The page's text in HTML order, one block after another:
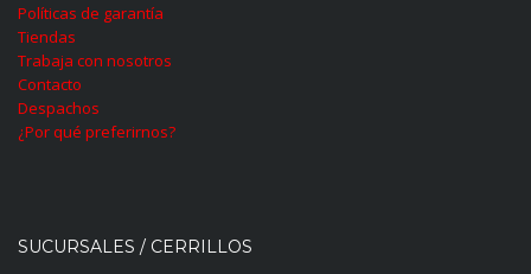
Políticas de garantía
Tiendas
Trabaja con nosotros
Contacto
Despachos
¿Por qué preferirnos?
SUCURSALES / CERRILLOS